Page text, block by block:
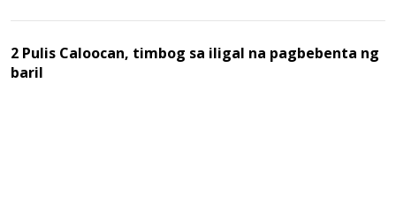
2 Pulis Caloocan, timbog sa iligal na pagbebenta ng
baril